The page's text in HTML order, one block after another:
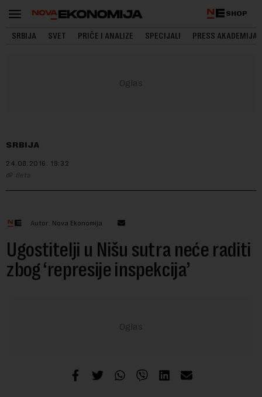
SHOP
SRBIJA SVET PRIČE I ANALIZE SPECIJALI PRESS AKADEMIJA
SRBIJA
24.08.2016. 18:32
Beta
Autor: Nova Ekonomija
Ugostitelji u Nišu sutra neće raditi
zbog ‘represije inspekcija’